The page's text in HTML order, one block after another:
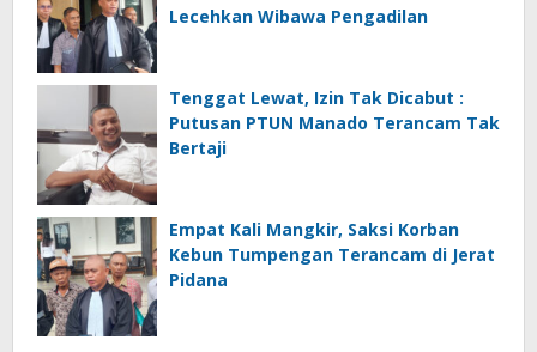
Lecehkan Wibawa Pengadilan
Tenggat Lewat, Izin Tak Dicabut :
Putusan PTUN Manado Terancam Tak
Bertaji
Empat Kali Mangkir, Saksi Korban
Kebun Tumpengan Terancam di Jerat